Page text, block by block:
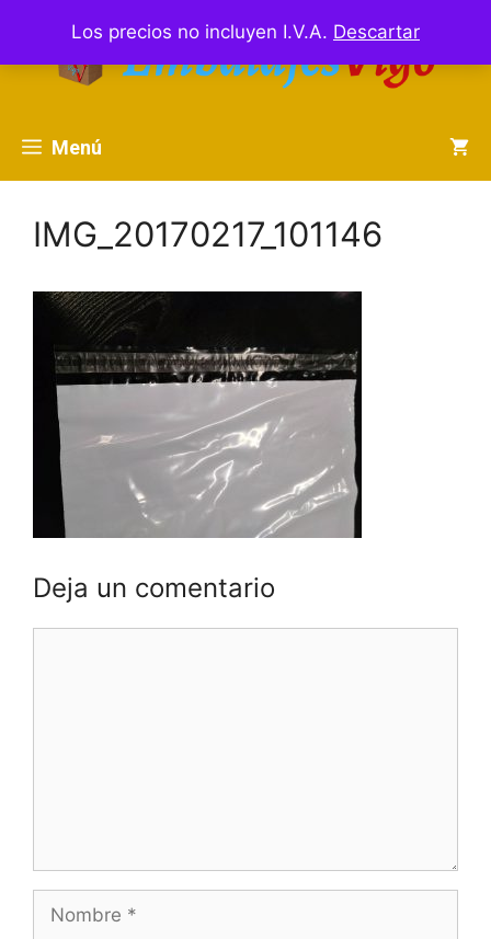
Los precios no incluyen I.V.A. Descartar
contenido
Menú
IMG_20170217_101146
Deja un comentario
Nombre